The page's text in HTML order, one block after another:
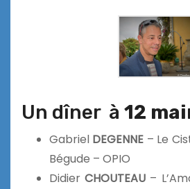
Un dîner à 12
Gabriel DEGENNE – Le
Bégude – OPIO
DidierCHOUTEAU –